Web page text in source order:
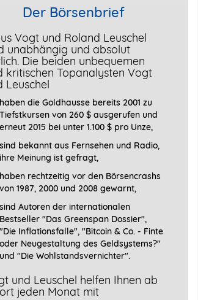
Der Börsenbrief
Vogt und Roland Leuschel
unabhängig und absolut
Die beiden unbequemen
kritischen Topanalysten Vogt
Leuschel
haben die Goldhausse bereits 2001 zu
Tiefstkursen von 260 $ ausgerufen und
erneut 2015 bei unter 1.100 $ pro Unze,
sind bekannt aus Fernsehen und Radio,
ihre Meinung ist gefragt,
haben rechtzeitig vor den Börsencrashs
von 1987, 2000 und 2008 gewarnt,
sind Autoren der internationalen
Bestseller "Das Greenspan Dossier",
"Die Inflationsfalle", "Bitcoin & Co. - Finte
oder Neugestaltung des Geldsystems?"
und "Die Wohlstandsvernichter".
und Leuschel helfen Ihnen ab
jeden Monat mit